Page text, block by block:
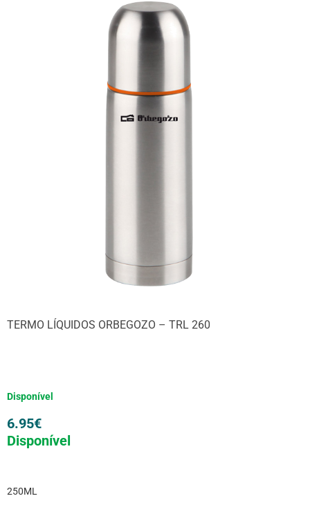
TERMO LÍQUIDOS ORBEGOZO – TRL 260
Disponível
6.95€
Disponível
250ML